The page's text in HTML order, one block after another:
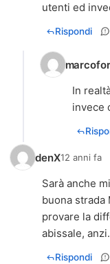
utenti ed
Rispondi
In
invece
denX12 anni fa
Sarà anche
buona strada
provare la
abissale,
Rispondi